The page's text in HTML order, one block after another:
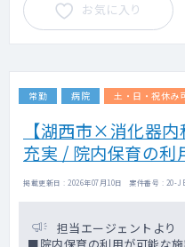
お気に入り
常勤 病院 土・日・祝休み
【湖西市×消化器
充実 / 院内保育の利
掲載更新日 : 2026年07月10日 案件番号 : 20-
担当エージェントより